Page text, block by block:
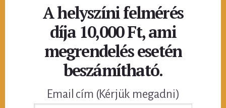
A helyszíni felmérés
díja 10,000 Ft, ami
megrendelés esetén
beszámítható.
Email cím (Kérjük megadni)